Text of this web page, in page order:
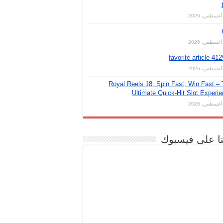
favorite article
Royal Reels 18: Spin Fast, Win Fast –
Ultimate Quick‑Hit Slot
على فيسبوك